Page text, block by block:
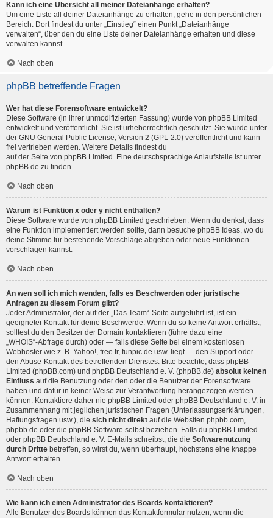
Kann ich eine Übersicht all meiner Dateianhänge erhalten?
Um eine Liste all deiner Dateianhänge zu erhalten, gehe in den persönlichen
Bereich. Dort findest du unter „Einstieg“ einen Punkt „Dateianhänge
verwalten“, über den du eine Liste deiner Dateianhänge erhalten und diese
verwalten kannst.
Nach oben
phpBB betreffende Fragen
Wer hat diese Forensoftware entwickelt?
Diese Software (in ihrer unmodifizierten Fassung) wurde von phpBB Limited
entwickelt und veröffentlicht. Sie ist urheberrechtlich geschützt. Sie wurde unter
der GNU General Public License, Version 2 (GPL-2.0) veröffentlicht und kann
frei vertrieben werden. Weitere Details findest du
auf der Seite von phpBB Limited . Eine deutschsprachige Anlaufstelle ist unter
phpBB.de zu finden.
Nach oben
Warum ist Funktion x oder y nicht enthalten?
Diese Software wurde von phpBB Limited geschrieben. Wenn du denkst, dass
eine Funktion implementiert werden sollte, dann besuche phpBB Ideas, wo du
deine Stimme für bestehende Vorschläge abgeben oder neue Funktionen
vorschlagen kannst.
Nach oben
An wen soll ich mich wenden, falls es Beschwerden oder juristische
Anfragen zu diesem Forum gibt?
Jeder Administrator, der auf der „Das Team“-Seite aufgeführt ist, ist ein
geeigneter Kontakt für deine Beschwerde. Wenn du so keine Antwort erhältst,
solltest du den Besitzer der Domain kontaktieren (führe dazu eine
„WHOIS“-Abfrage durch) oder — falls diese Seite bei einem kostenlosen
Webhoster wie z. B. Yahoo!, free.fr, funpic.de usw. liegt — den Support oder
den Abuse-Kontakt des betreffenden Dienstes. Bitte beachte, dass phpBB
Limited (phpBB.com) und phpBB Deutschland e. V. (phpBB.de) absolut keinen
Einfluss auf die Benutzung oder den oder die Benutzer der Forensoftware
haben und dafür in keiner Weise zur Verantwortung herangezogen werden
können. Kontaktiere daher nie phpBB Limited oder phpBB Deutschland e. V. in
Zusammenhang mit jeglichen juristischen Fragen (Unterlassungserklärungen,
Haftungsfragen usw.), die sich nicht direkt auf die Websiten phpbb.com,
phpbb.de oder die phpBB-Software selbst beziehen. Falls du phpBB Limited
oder phpBB Deutschland e. V. E-Mails schreibst, die die Softwarenutzung
durch Dritte betreffen, so wirst du, wenn überhaupt, höchstens eine knappe
Antwort erhalten.
Nach oben
Wie kann ich einen Administrator des Boards kontaktieren?
Alle Benutzer des Boards können das Kontaktformular nutzen, wenn die